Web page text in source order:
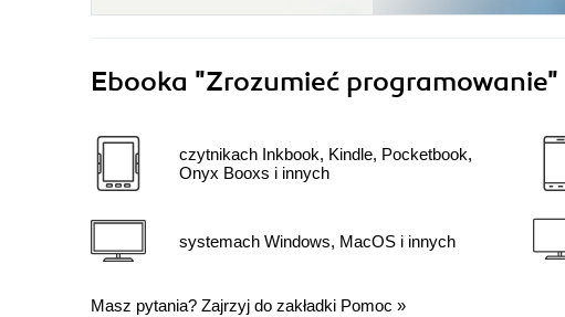
Ebooka "Zrozumieć programowanie"
czytnikach Inkbook, Kindle, Pocketbook,
Onyx Booxs i innych
systemach Windows, MacOS i innych
Masz pytania? Zajrzyj do zakładki Pomoc »